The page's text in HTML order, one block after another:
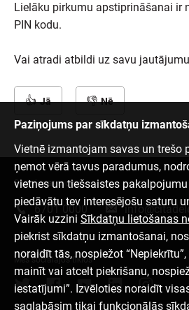
Lielāku pirkumu apstiprināšanai ir
PIN kodu.
Vai atradi atbildi uz savu
Jā Nē
Paziņojums par sīkdatņu
Vietnē izmantojam savas un trešo
ņemot vērā tavus paradumus,
vietnes un tiešsaistes
piedāvātu tev interesējošu saturu
Vairāk uzzini Sīkdatņu lietošanas
piekrist sīkdatņu izmantošanai,
noraidīt tās, nospiežot
mainīt vai atcelt piekrišanu,
iestatījumi”. Izvēloties noraidīt
saglabāsim tikai funkcionālās
Sazinies ar mums
6701 0000
Mēs sociālajos tīklos